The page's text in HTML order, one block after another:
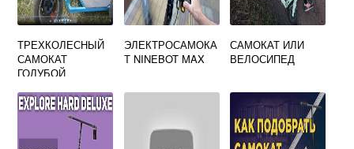
ТРЕХКОЛЕСНЫЙ
САМОКАТ
ГОЛУБОЙ
ЭЛЕКТРОСАМОКА
Т NINEBOT MAX
САМОКАТ ИЛИ
ВЕЛОСИПЕД